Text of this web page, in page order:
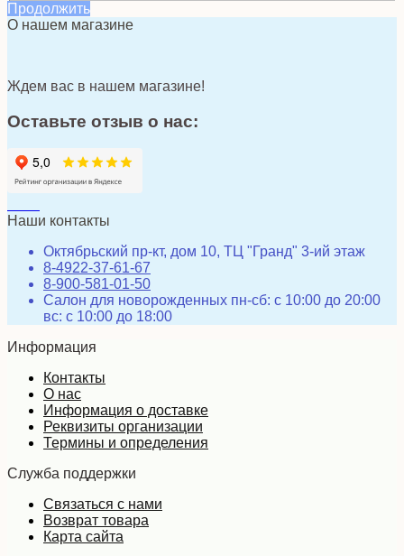
Продолжить
О нашем магазине
Ждем вас в нашем магазине!
Оставьте отзыв о нас:
Наши контакты
Октябрьский пр-кт, дом 10, ТЦ "Гранд" 3-ий этаж
8-4922-37-61-67
8-900-581-01-50
Салон для новорожденных пн-сб: с 10:00 до 20:00
вс: с 10:00 до 18:00
Информация
Контакты
О нас
Информация о доставке
Реквизиты организации
Термины и определения
Служба поддержки
Связаться с нами
Возврат товара
Карта сайта